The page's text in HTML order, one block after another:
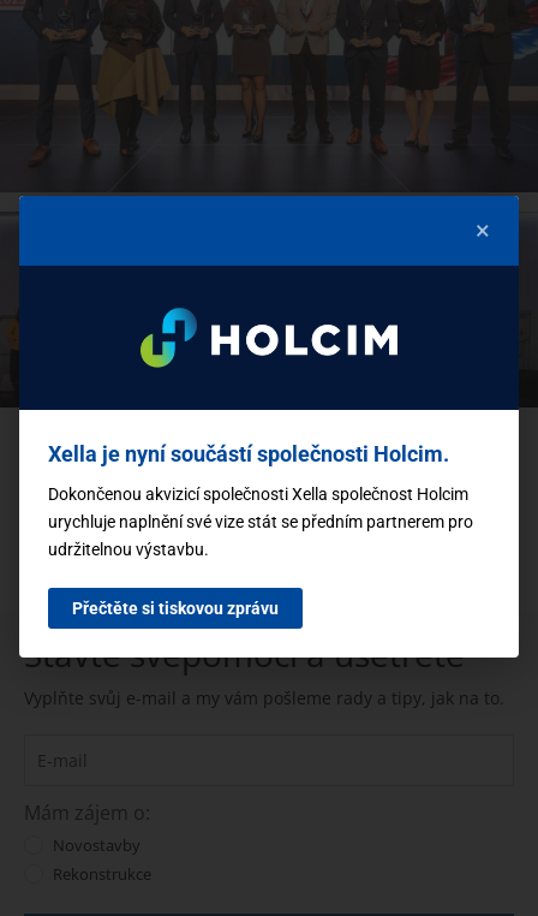
Sdílejte tento článek
Stavte svépomocí a ušetřete
Vyplňte svůj e-mail a my vám pošleme rady a tipy, jak na to.
Mám zájem o:
Novostavby
Rekonstrukce
×
Xella je nyní součástí společnosti Holcim.
Dokončenou akvizicí společnosti Xella společnost Holcim
urychluje naplnění své vize stát se předním partnerem pro
udržitelnou výstavbu.
Přečtěte si tiskovou zprávu